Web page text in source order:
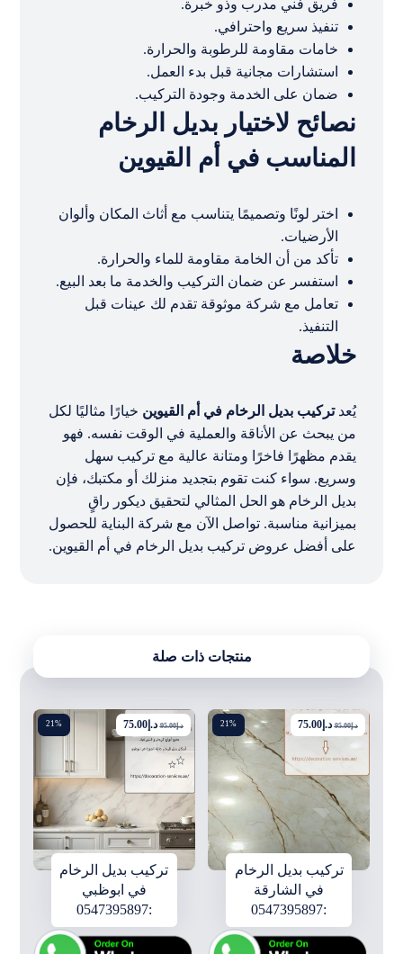
فريق فني مدرب وذو خبرة.
تنفيذ سريع واحترافي.
خامات مقاومة للرطوبة والحرارة.
استشارات مجانية قبل بدء العمل.
ضمان على الخدمة وجودة التركيب.
نصائح لاختيار بديل الرخام
المناسب في أم القيوين
اختر لونًا وتصميمًا يتناسب مع أثاث المكان وألوان
الأرضيات.
تأكد من أن الخامة مقاومة للماء والحرارة.
استفسر عن ضمان التركيب والخدمة ما بعد البيع.
تعامل مع شركة موثوقة تقدم لك عينات قبل
التنفيذ.
خلاصة
يُعدتركيب بديل الرخام في أم القيوين خيارًا مثاليًا لكل
من يبحث عن الأناقة والعملية في الوقت نفسه. فهو
يقدم مظهرًا فاخرًا ومتانة عالية مع تركيب سهل
وسريع. سواء كنت تقوم بتجديد منزلك أو مكتبك، فإن
بديل الرخام هو الحل المثالي لتحقيق ديكور راقٍ
بميزانية مناسبة. تواصل الآن مع شركة البناية للحصول
على أفضل عروض تركيب بديل الرخام في أم القيوين.
منتجات ذات صلة
21%
تركيب بديل الرخام
في الشارقة
:0547395897
د.إ95.00 د.إ75.00
21%
تركيب بديل الرخام
في ابوظبي
:0547395897
د.إ95.00 د.إ75.00